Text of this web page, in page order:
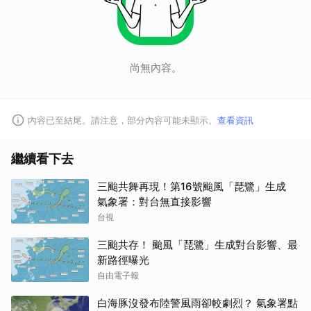
尚無內容。
內容已至結尾。請注意，部分內容可能未顯示。 查看資訊
繼續看下去
三颱共舞再現！第16號颱風「琵鷺」生成
氣象署：對台無直接影響
台視
三颱共存！ 颱風「琵鷺」生成對台影響、最
新路徑曝光
自由電子報
白海豚沒發布陸警風雨卻較劇烈？ 氣象署點